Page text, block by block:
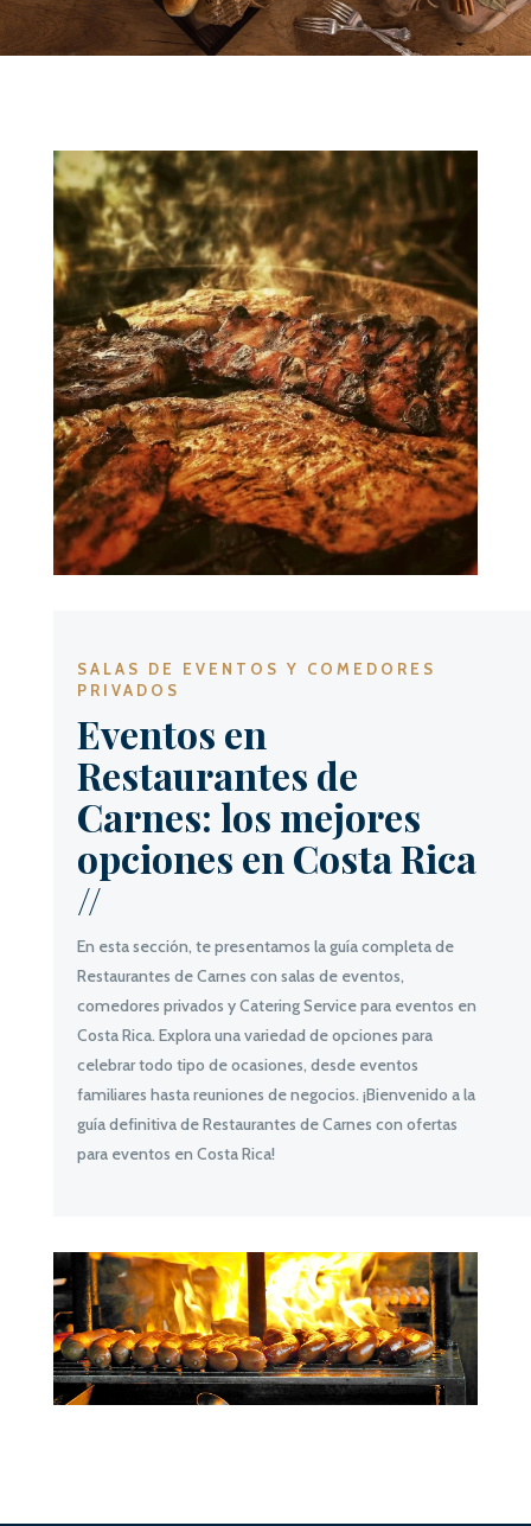
SALAS DE EVENTOS Y COMEDORES
PRIVADOS
Eventos en
Restaurantes de
Carnes: los mejores
opciones en Costa Rica
//
En esta sección, te presentamos la guía completa de
Restaurantes de Carnes con salas de eventos,
comedores privados y Catering Service para eventos en
Costa Rica. Explora una variedad de opciones para
celebrar todo tipo de ocasiones, desde eventos
familiares hasta reuniones de negocios. ¡Bienvenido a la
guía definitiva de Restaurantes de Carnes con ofertas
para eventos en Costa Rica!